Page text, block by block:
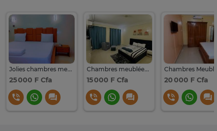
Jolies chambres meublées à louer
25 000 F Cfa
Chambres meublées à louer à Liberté 6
15 000 F Cfa 20 000 F Cfa